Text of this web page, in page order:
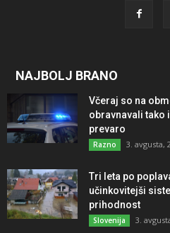
NAJBOLJ BRANO
Včeraj so na
obravnavali tako
prevaro
Razno 3. avgusta,
Tri leta po
učinkovitejši
prihodnost
Slovenija 3.